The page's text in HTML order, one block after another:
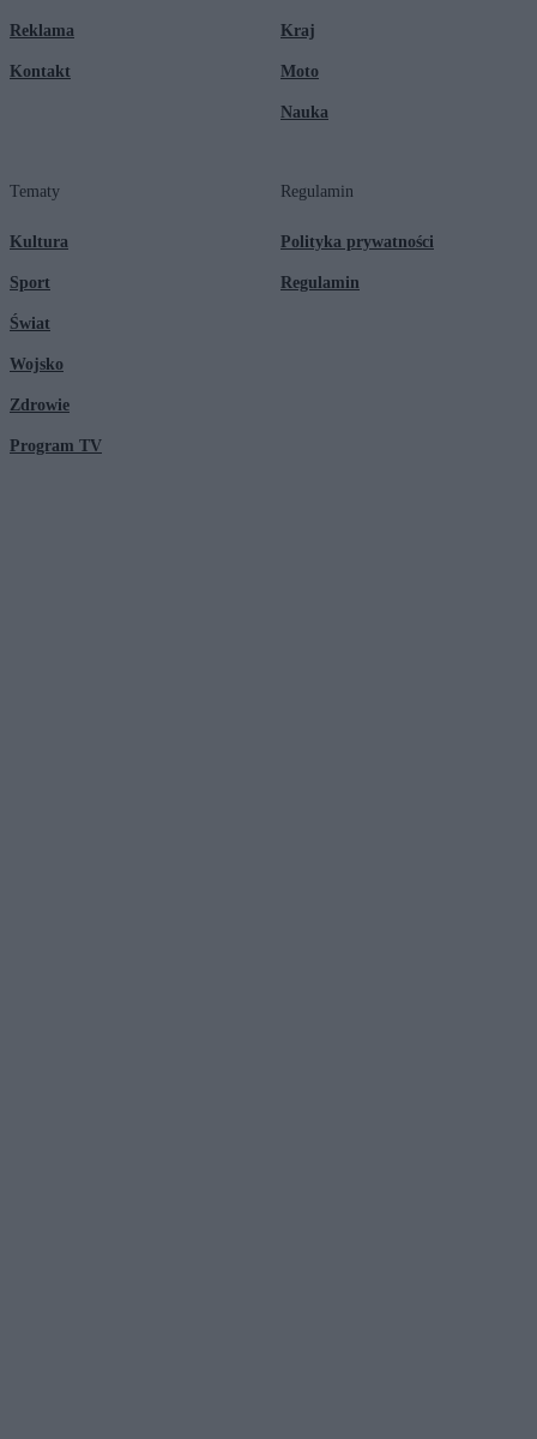
Reklama
Kontakt
Kraj
Moto
Nauka
Tematy
Kultura
Sport
Świat
Wojsko
Zdrowie
Program TV
Regulamin
Polityka prywatności
Regulamin